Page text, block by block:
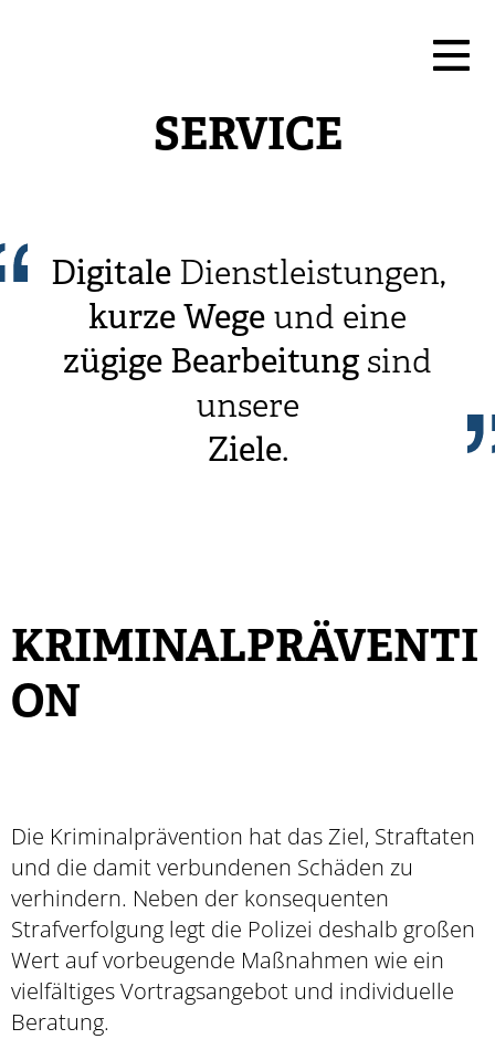
SERVICE
DigitaleDienstleistungen,
kurzeWege und eine
zügige Bearbeitung sind
unsere
Ziele.
KRIMINALPRÄVENTI
ON
Die Kriminalprävention hat das Ziel, Straftaten
und die damit verbundenen Schäden zu
verhindern. Neben der konsequenten
Strafverfolgung legt die Polizei deshalb großen
Wert auf vorbeugende Maßnahmen wie ein
vielfältiges Vortragsangebot und individuelle
Beratung.